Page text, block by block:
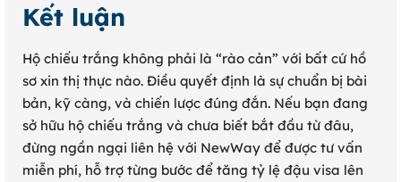
Kết luận
Hộ chiếu trắng không phải là “rào cản” với bất cứ hồ
sơ xin thị thực nào. Điều quyết định là sự chuẩn bị bài
bản, kỹ càng, và chiến lược đúng đắn. Nếu bạn đang
sở hữu hộ chiếu trắng và chưa biết bắt đầu từ đâu,
đừng ngần ngại liên hệ với NewWay để được tư vấn
miễn phí, hỗ trợ từng bước để tăng tỷ lệ đậu visa lên